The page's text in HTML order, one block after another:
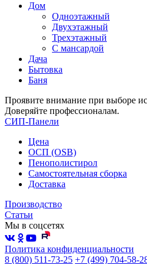
Дом
Одноэтажный
Двухэтажный
Трехэтажный
С мансардой
Дача
Бытовка
Баня
Проявите внимание при выборе
Доверяйте профессионалам.
СИП-Панели
Цена
ОСП (OSB)
Пенополистирол
Самостоятельная сборка
Доставка
Производство
Статьи
Мы в соцсетях
Политика конфиденциальности
8 (800) 511-73-25 +7 (499) 704-58-